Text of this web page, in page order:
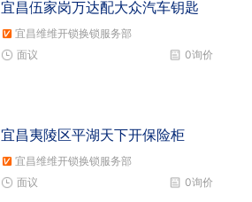
宜昌伍家岗万达配大众汽车钥匙
宜昌维维开锁换锁服务部
0询价
面议
宜昌夷陵区平湖天下开保险柜
宜昌维维开锁换锁服务部
0询价
面议